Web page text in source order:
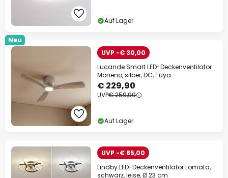
Auf Lager
Neu
UVP -€ 30,00
Lucande Smart LED-Deckenventilator
Moneno, silber, DC, Tuya
€ 229,90
UVP€ 259,90
Auf Lager
UVP -€ 85,00
Lindby LED-Deckenventilator Lomata,
schwarz, leise, Ø 23 cm